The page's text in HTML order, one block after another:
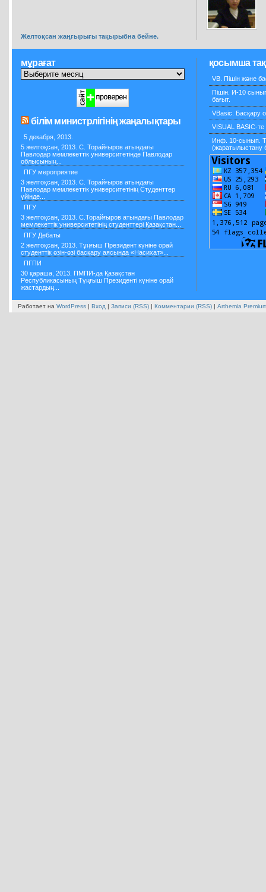
Желтоқсан жаңғырығы тақырыбна бейне.
мұрағат
білім министрлігінің жаңалықтары
5 декабря, 2013.
5 желтоқсан, 2013. С. Торайғыров атындағы
Павлодар мемлекеттік университетінде Павлодар
облысының...
ПГУ мероприятие
3 желтоқсан, 2013. С. Торайғыров атындағы
Павлодар мемлекеттік университетінің Студенттер
үйінде...
ПГУ
3 желтоқсан, 2013. С.Торайғыров атындағы Павлодар
мемлекеттік университетінің студенттері Қазақстан...
ПГУ Дебаты
2 желтоқсан, 2013. Тұңғыш Президент күніне орай
студенттік өзін-өзі басқару аясында «Насихат»...
ПГПИ
30 қараша, 2013. ПМПИ-да Қазақстан
Республикасының Тұңғыш Президенті күніне орай
жастардың...
қосымша
VB. Пішін және
Пішін. И-10
бағыт.
VBasic. Басқару
VISUAL BASIC-те
Инф. 10-сынып.
(жаратылыстану
Работает на WordPress | Вход | Записи (RSS) | Комментарии (RSS) | Arthemia